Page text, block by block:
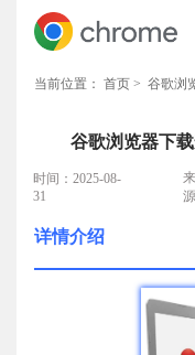
当前位置： 首页 > 谷歌浏
谷歌浏览器下
时间：2025-08-
31
来
详情介绍